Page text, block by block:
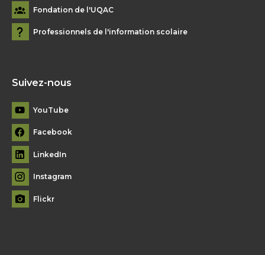
Fondation de l'UQAC
Professionnels de l'information scolaire
Suivez-nous
YouTube
Facebook
LinkedIn
Instagram
Flickr